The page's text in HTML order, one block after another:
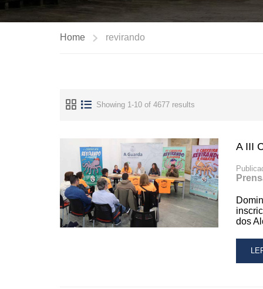
Home revirando
Showing 1-10 of 4677 results
A III
dos